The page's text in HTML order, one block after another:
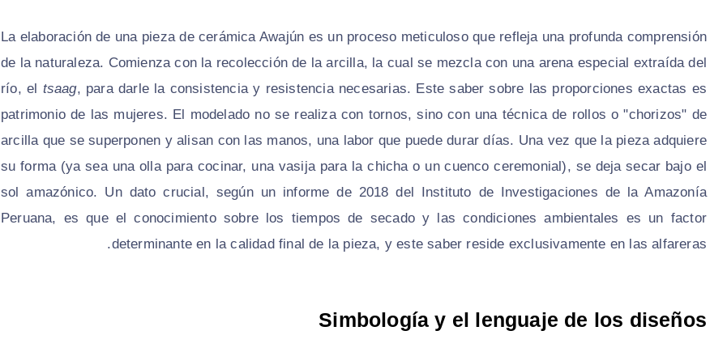
La elaboración de una pieza de cerámica Awajún es un proceso meticuloso que refleja una profunda comprensión
de la naturaleza. Comienza con la recolección de la arcilla, la cual se mezcla con una arena especial extraída del
río, el tsaag, para darle la consistencia y resistencia necesarias. Este saber sobre las proporciones exactas es
patrimonio de las mujeres. El modelado no se realiza con tornos, sino con una técnica de rollos o "chorizos" de
arcilla que se superponen y alisan con las manos, una labor que puede durar días. Una vez que la pieza adquiere
su forma (ya sea una olla para cocinar, una vasija para la chicha o un cuenco ceremonial), se deja secar bajo el
sol amazónico. Un dato crucial, según un informe de 2018 del Instituto de Investigaciones de la Amazonía
Peruana, es que el conocimiento sobre los tiempos de secado y las condiciones ambientales es un factor
determinante en la calidad final de la pieza, y este saber reside exclusivamente en las alfareras.
Simbología y el lenguaje de los diseños